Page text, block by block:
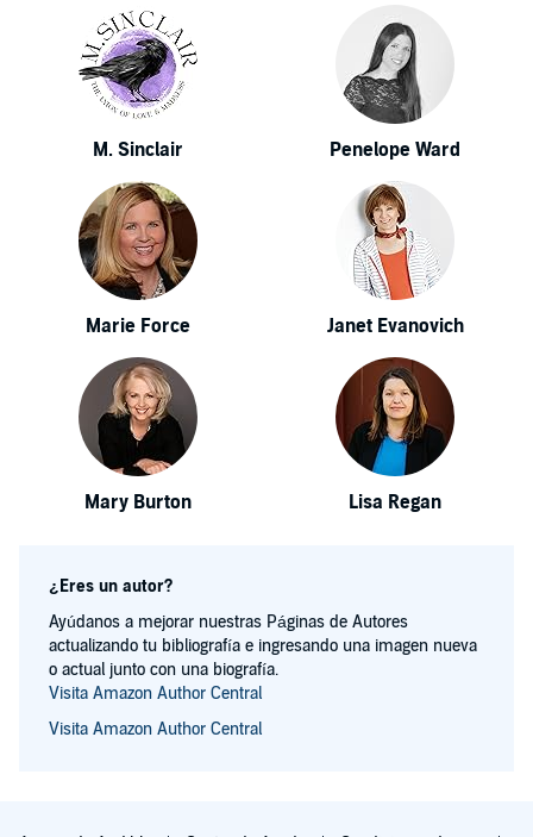
M. Sinclair Penelope Ward
Marie Force Janet Evanovich
Mary Burton Lisa Regan
¿Eres un autor?
Ayúdanos a mejorar nuestras Páginas de Autores
actualizando tu bibliografía e ingresando una imagen nueva
o actual junto con una biografía.
Visita Amazon Author Central
Visita Amazon Author Central